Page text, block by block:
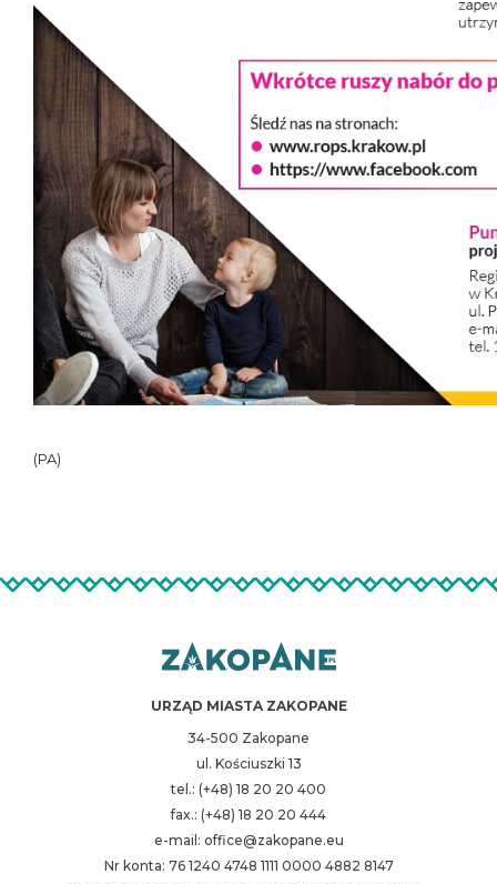
(PA)
URZĄD MIASTA ZAKOPANE
34-500 Zakopane
ul. Kościuszki 13
tel.: (+48) 18 20 20 400
fax.: (+48) 18 20 20 444
e-mail: office@zakopane.eu
Nr konta: 76 1240 4748 1111 0000 4882 8147